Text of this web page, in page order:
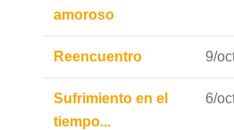
amoroso
Reencuentro 9/
Sufrimiento en el
tiempo...
6/